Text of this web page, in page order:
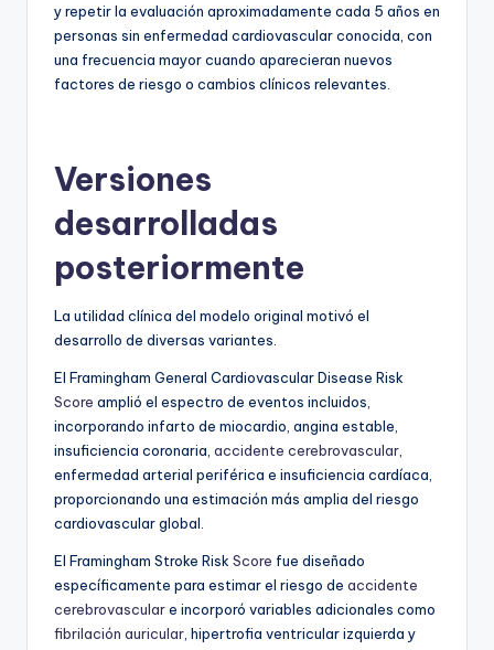
y repetir la evaluación aproximadamente cada 5 años en
personas sin enfermedad cardiovascular conocida, con
una frecuencia mayor cuando aparecieran nuevos
factores de riesgo o cambios clínicos relevantes.
Versiones
desarrolladas
posteriormente
La utilidad clínica del modelo original motivó el
desarrollo de diversas variantes.
El Framingham General Cardiovascular Disease Risk
Score amplió el espectro de eventos incluidos,
incorporando infarto de miocardio, angina estable,
insuficiencia coronaria, accidente cerebrovascular
enfermedad arterial periférica e insuficiencia cardíaca,
proporcionando una estimación más amplia del riesgo
cardiovascular global.
El Framingham Stroke Risk Score fue diseñado
específicamente para estimar el riesgo de accidente
cerebrovasculare incorporó variables adicionales como
fibrilación auricular , hipertrofia ventricular izquierda y